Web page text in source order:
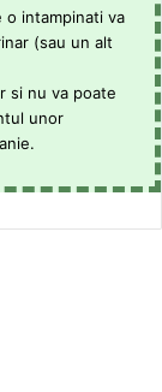
intampinati va
(sau un alt
si nu va poate
unor